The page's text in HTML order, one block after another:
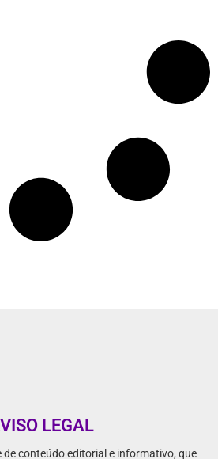
LEGAL
de conteúdo editorial e informativo, que